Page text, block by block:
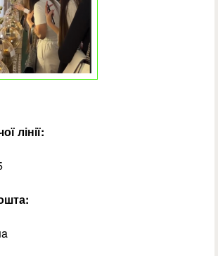
лінії: